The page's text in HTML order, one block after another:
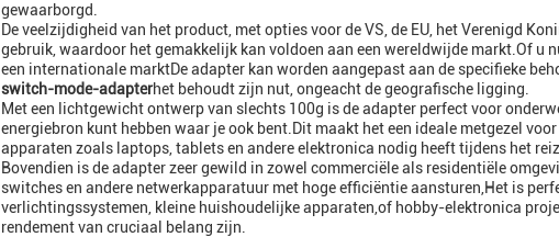
gewaarborgd.
De veelzijdigheid van het product, met opties voor de VS, de EU, het Verenigd
gebruik, waardoor het gemakkelijk kan voldoen aan een wereldwijde markt.Of u
een internationale marktDe adapter kan worden aangepast aan de specifieke
switch-mode-adapterhet behoudt zijn nut, ongeacht de geografische ligging.
Met een lichtgewicht ontwerp van slechts 100g is de adapter perfect voor
energiebron kunt hebben waar je ook bent.Dit maakt het een ideale metgezel
apparaten zoals laptops, tablets en andere elektronica nodig heeft tijdens het
Bovendien is de adapter zeer gewild in zowel commerciële als residentiële
switches en andere netwerkapparatuur met hoge efficiëntie aansturen,Het is
verlichtingssystemen, kleine huishoudelijke apparaten,of hobby-elektronica
rendement van cruciaal belang zijn.